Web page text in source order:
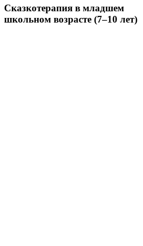
Сказкотерапия в младшем
школьном возрасте (7–10 лет)